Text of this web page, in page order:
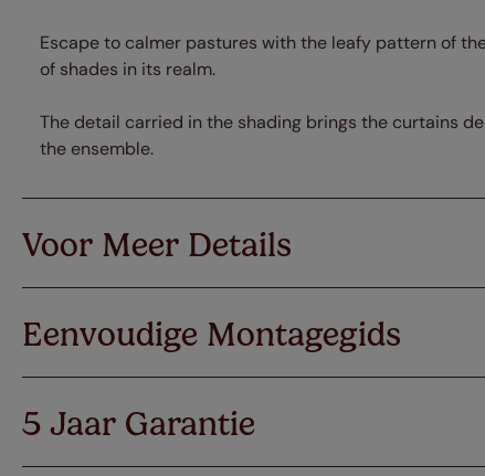
Escape to calmer pastures with the leafy pattern of
of shades in its realm.
The detail carried in the shading brings the curtains
the ensemble.
Voor Meer Details
Eenvoudige Montagegids
5 Jaar Garantie